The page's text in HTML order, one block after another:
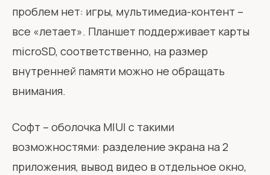
проблем нет: игры, мультимедиа-контент –
все «летает». Планшет поддерживает карты
microSD, соответственно, на размер
внутренней памяти можно не обращать
внимания.
Софт – оболочка MIUI с такими
возможностями: разделение экрана на 2
приложения, вывод видео в отдельное окно,